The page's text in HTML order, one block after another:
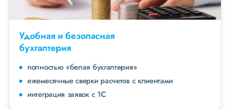
Удобная и безопасная
бухгалтерия
полностью «белая бухгалтерия»
ежемесячные сверки расчетов с клиентами
интеграция заявок с 1С